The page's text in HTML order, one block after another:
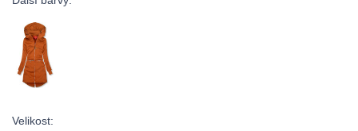
Velikost: